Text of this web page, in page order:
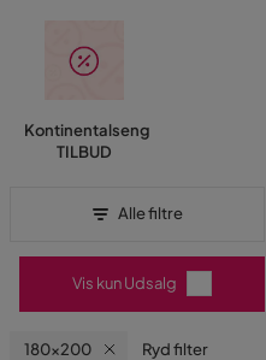
Kontinentalseng
TILBUD
Alle filtre
Vis kun Udsalg
180x200 Ryd filter